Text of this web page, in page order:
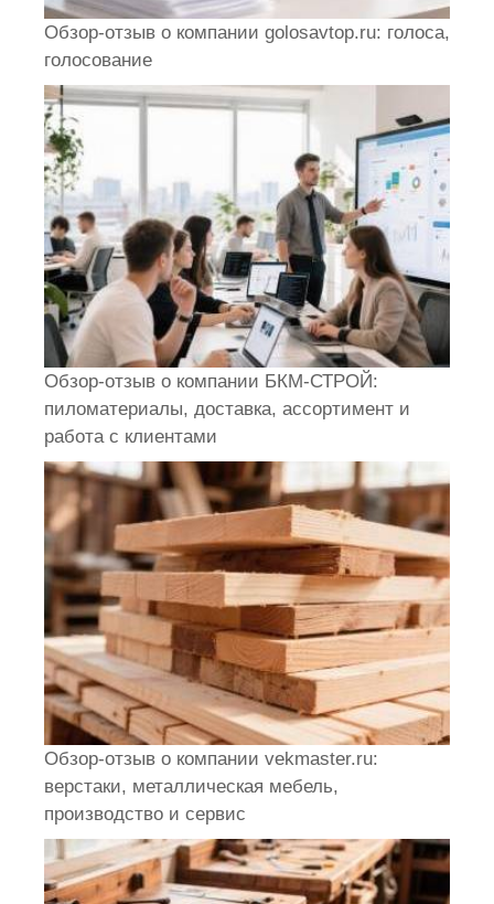
Обзор-отзыв о компании golosavtop.ru: голоса,
голосование
Обзор-отзыв о компании БКМ-СТРОЙ:
пиломатериалы, доставка, ассортимент и
работа с клиентами
Обзор-отзыв о компании vekmaster.ru:
верстаки, металлическая мебель,
производство и сервис